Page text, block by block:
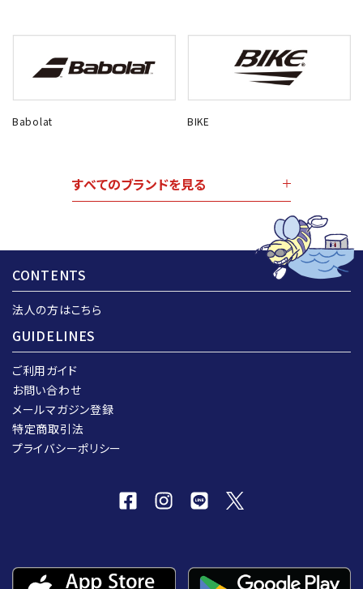
Babolat BIKE
すべてのブランドを見る
CONTENTS
法人の方はこちら
GUIDELINES
ご利用ガイド
お問い合わせ
メールマガジン登録
特定商取引法
プライバシーポリシー